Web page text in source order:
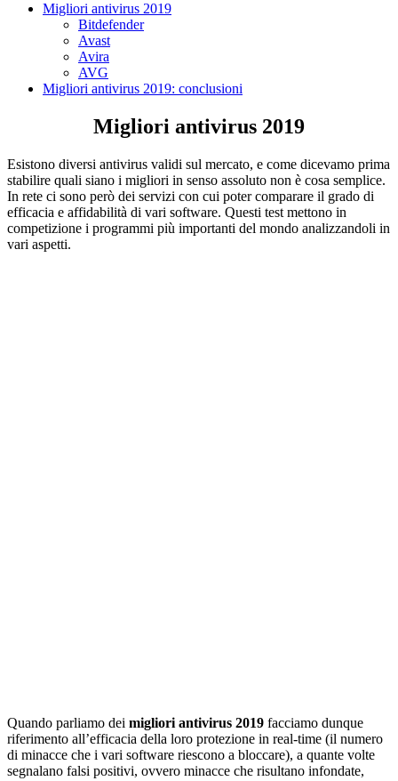
Migliori antivirus 2019
Bitdefender
Avast
Avira
AVG
Migliori antivirus 2019: conclusioni
Migliori antivirus 2019
Esistono diversi antivirus validi sul mercato, e come dicevamo prima
stabilire quali siano i migliori in senso assoluto non è cosa semplice.
In rete ci sono però dei servizi con cui poter comparare il grado di
efficacia e affidabilità di vari software. Questi test mettono in
competizione i programmi più importanti del mondo analizzandoli in
vari aspetti.
Quando parliamo dei migliori antivirus 2019 facciamo dunque
riferimento all’efficacia della loro protezione in real-time (il numero
di minacce che i vari software riescono a bloccare), a quante volte
segnalano falsi positivi, ovvero minacce che risultano infondate,